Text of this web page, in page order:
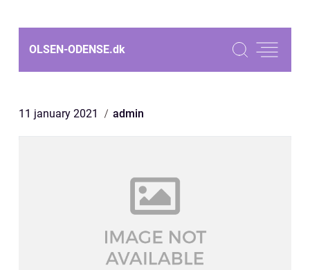
OLSEN-ODENSE.dk
11 january 2021 admin